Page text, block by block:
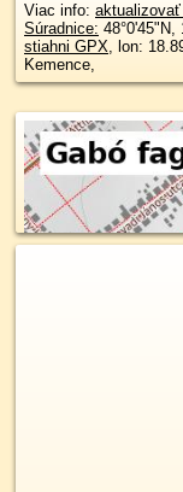
Viac info:
Súradnice: 48°0'45"N,
stiahni GPX, lon:
Kemence,